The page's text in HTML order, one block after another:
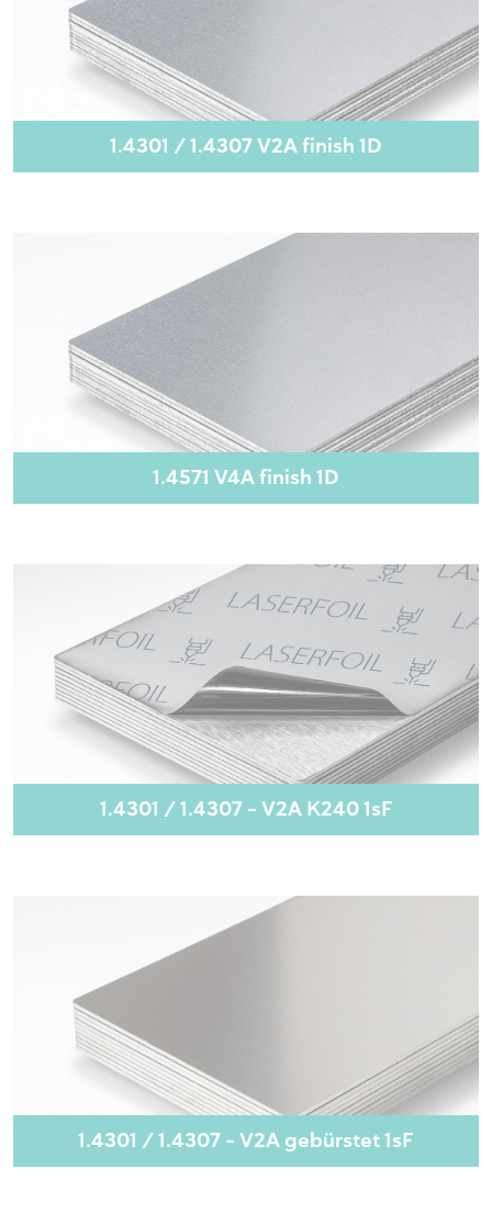
1.4301 / 1.4307 V2A finish 1D
1.4571 V4A finish 1D
1.4301 / 1.4307 - V2A K240 1sF
1.4301 / 1.4307 - V2A gebürstet 1sF